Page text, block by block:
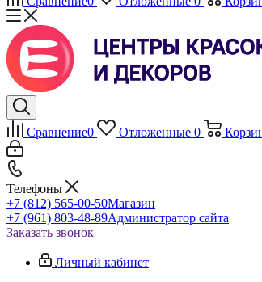
Сравнение0 Отложенные 0
Телефоны
+7 (812) 565-00-50Магазин
+7 (961) 803-48-89Администратор сайта
Заказать звонок
Личный кабинет